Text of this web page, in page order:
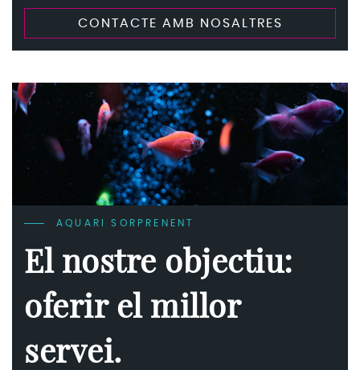
CONTACTE AMB NOSALTRES
AQUARI SORPRENENT
El nostre objectiu:
oferir el millor
servei.